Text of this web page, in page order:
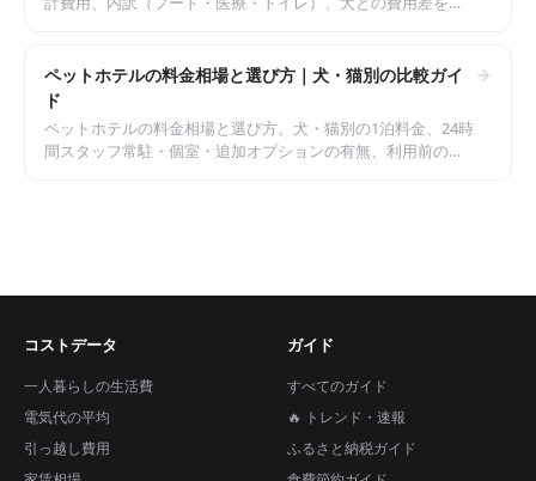
ペットホテルの料金相場と選び方｜犬・猫別の比較ガイ
ド
ペットホテルの料金相場と選び方。犬・猫別の1泊料金、24時
間スタッフ常駐・個室・追加オプションの有無、利用前のチ
コストデータ
一人暮らしの生活費
電気代の平均
引っ越し費用
ガイド
すべてのガイド
🔥 トレンド・速報
ふるさと納税ガイド